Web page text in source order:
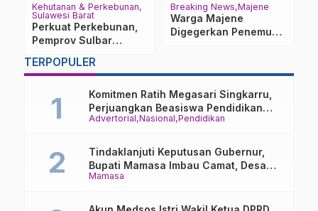
Kehutanan & Perkebunan
Sulawesi Barat
Perkuat Perkebunan,
Pemprov Sulbar
Kebun Sumber Benih
Breaking News Majene
Warga Majene
Digegerkan Penemuan
TERPOPULER
Advertorial Nasional Pendidikan
Komitmen Ratih Megasari Singkarru,
Perjuangkan Beasiswa Pendidikan
Dari PAUD Hingga Perguruan Tinggi
Mamasa
Tindaklanjuti Keputusan Gubernur,
Bupati Mamasa Imbau Camat, Desa
dan Lurah